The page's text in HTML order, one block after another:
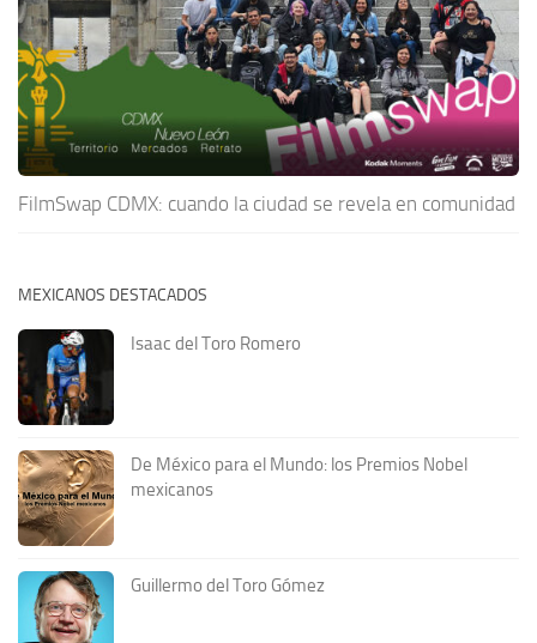
FilmSwap CDMX: cuando la ciudad se revela en comunidad
MEXICANOS DESTACADOS
Isaac del Toro Romero
De México para el Mundo: los Premios Nobel
mexicanos
Guillermo del Toro Gómez